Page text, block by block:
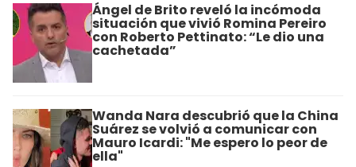
Ángel de Brito reveló la incómoda
situación que vivió Romina Pereiro
con Roberto Pettinato: “Le dio una
cachetada”
Wanda Nara descubrió que la China
Suárez se volvió a comunicar con
Mauro Icardi: "Me espero lo peor de
ella"